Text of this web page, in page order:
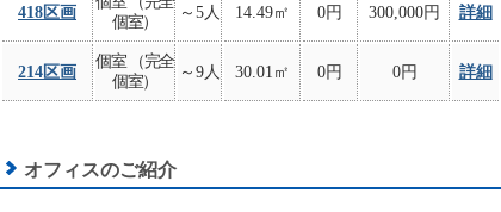
418区画
個室）
～5人 14.49㎡ 0円 300,000円 詳細
214区画
個室 （完全
個室）
～9人 30.01㎡ 0円 0円 詳細
オフィスのご紹介